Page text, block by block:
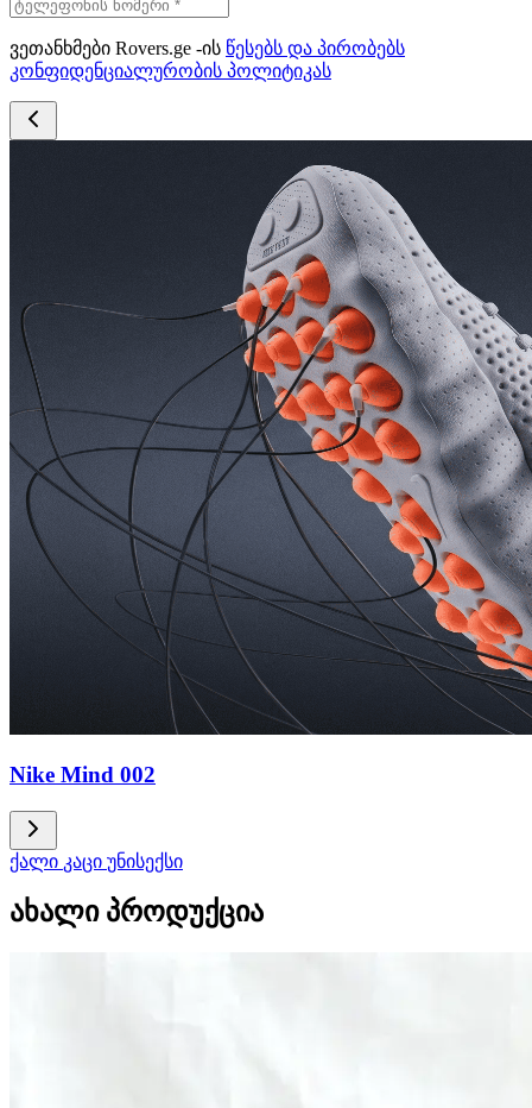
ვეთანხმები Rovers.ge -ის წესებს და პირობებს
კონფიდენციალურობის პოლიტიკას
Nike Mind 002
ქალი კაცი უნისექსი
ახალი პროდუქცია